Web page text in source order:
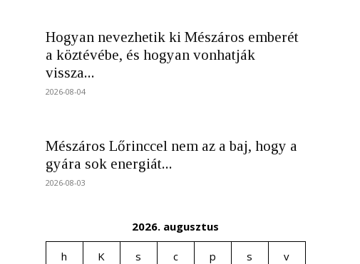
Hogyan nevezhetik ki Mészáros emberét
a köztévébe, és hogyan vonhatják
vissza...
2026-08-04
Mészáros Lőrinccel nem az a baj, hogy a
gyára sok energiát...
2026-08-03
2026. augusztus
h K s c p s
v